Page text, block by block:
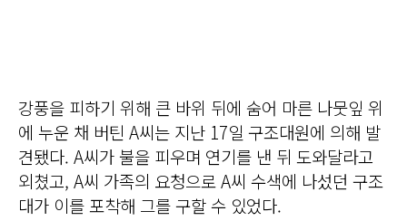
강풍을 피하기 위해 큰 바위 뒤에 숨어 마른 나뭇잎 위
에 누운 채 버틴 A씨는 지난 17일 구조대원에 의해 발
견됐다. A씨가 불을 피우며 연기를 낸 뒤 도와달라고
외쳤고, A씨 가족의 요청으로 A씨 수색에 나섰던 구조
대가 이를 포착해 그를 구할 수 있었다.